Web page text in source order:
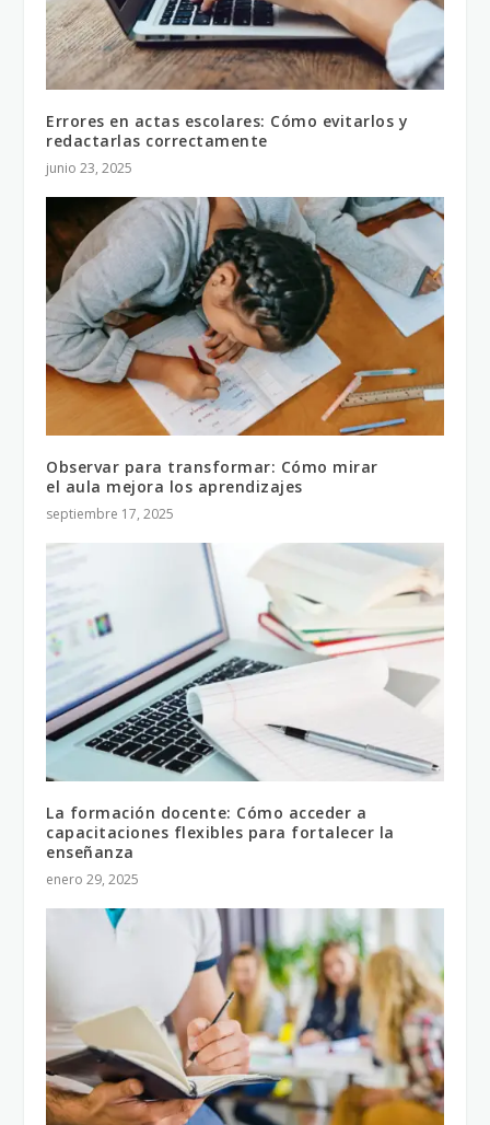
Errores en actas escolares: Cómo evitarlos y
redactarlas correctamente
junio 23, 2025
Observar para transformar: Cómo mirar
el aula mejora los aprendizajes
septiembre 17, 2025
La formación docente: Cómo acceder a
capacitaciones flexibles para fortalecer la
enseñanza
enero 29, 2025